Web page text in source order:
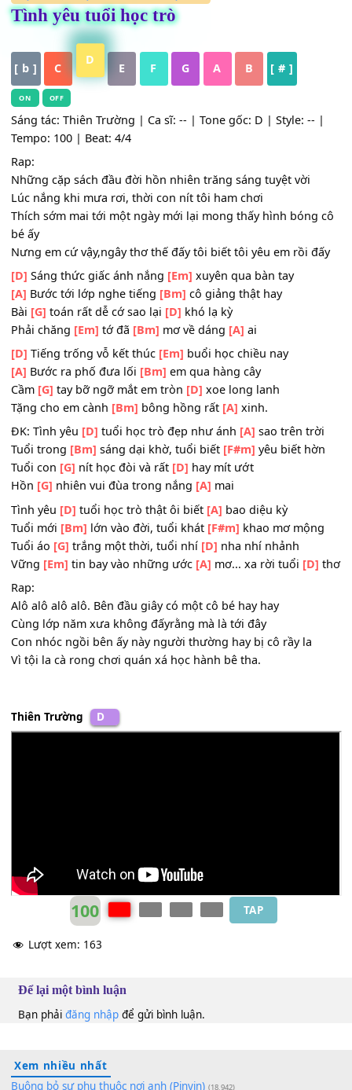
,Nhạc Thiếu Nhi - Học Trò
Tình yêu tuổi học trò
[ b ] C E F G A B [ # ]
ON
Sáng tác: Thiên Trường | Ca sĩ: -- | Tone gốc: D | Style:
Tempo: 100 | Beat: 4/4
Rap:
Những cặp sách đầu đời hồn nhiên trăng sáng tuyệt vời
Lúc nắng khi mưa rơi, thời con nít tôi ham chơi
Thích sớm mai tới một ngày mới lại mong thấy hình
bé ấy
Nưng em cứ vậy,ngây thơ thế đấy tôi biết tôi yêu em rồi
Sáng thức giấc ánh nắng [Em] xuyên qua bàn tay
[A] Bước tới lớp nghe tiếng[Bm]cô giảng thật hay
Bài[G]toán rất dễ cớ sao lại [D]khó lạ kỳ
Phải chăng[Em] tớ đã[Bm]mơ về dáng[A]
[D] Tiếng trống vỗ kết thúc[Em]buổi học chiều nay
[A]Bước ra phố đưa lối[Bm]em qua hàng cây
Cầm[G] tay bỡ ngỡ mắt em tròn[D]xoe long lanh
Tặng cho em cành[Bm]bông hồng rất
ĐK: Tình yêu[D]tuổi học trò đẹp như ánh[A]sao trên
Tuổi trong [Bm] sáng dại khờ, tuổi biết [F#m]yêu biết
Tuổi con[G]nít học đòi và rất[D]hay mít ướt
Tình yêu[D]tuổi học trò thật ôi biết[A]bao diệu kỳ
Tuổi mới[Bm]lớn vào đời, tuổi khát [F#m]khao mơ
Tuổi áo[G]trắng một thời, tuổi nhí[D]nha nhí nhảnh
Vững[Em]tin bay vào những ước[A]mơ... xa rời tuổi
Alô alô alô alô. Bên đầu giây có một cô bé hay hay
Cùng lớp năm xưa không đấyrằng mà là tới đây